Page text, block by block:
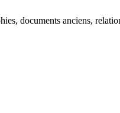
documents anciens,